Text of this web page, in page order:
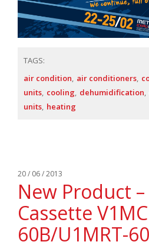
TAGS:
air condition air conditioners
units cooling dehumidification
units heating
20 / 06 / 2013
New Product
Cassette
60B/U1MRT-